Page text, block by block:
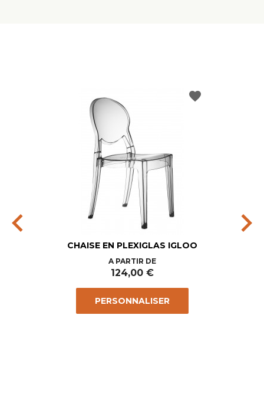
chevron_left
CHAISE EN PLEXIGLAS IGLOO
Prix
A PARTIR DE
124,00 €
PERSONNALISER
favorite
chevron_right